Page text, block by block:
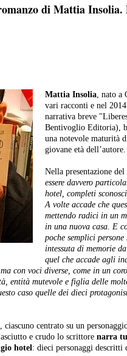
di Mattia
Mattia Insolia, nato a
vari racconti e nel
narrativa breve
Bentivoglio Editoria),
una notevole maturità
giovane età dell’autore.
Nella presentazione
essere davvero
hotel, completi
A volte accade che
mettendo radici in un
in una nuova casa. E
poche semplici
intessuta di memorie
quel che accade agli
con voci diverse, come in un
entità mutevole e figlia delle
caso quelle dei dieci
centrato su un
e crudo lo scrittore narra
hotel: dieci personaggi descritti